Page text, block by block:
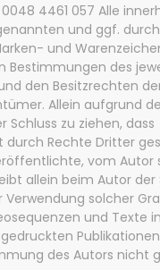
4461 057 Alle
und ggf. durch
und
Bestimmungen des
den Besitzrechten
Allein aufgrund
Schluss zu ziehen, dass
durch Rechte Dritter
vom Autor
allein beim Autor der
solcher
und Texte
des Autors nicht